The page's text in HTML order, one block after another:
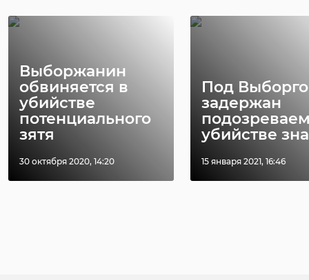
Выборжанин
обвиняется в
убийстве
потенциального
зятя
30 октября 2020, 14:20
Под
задержан
убийстве
15 января 2021, 16:46